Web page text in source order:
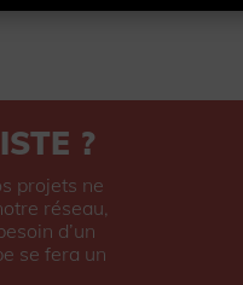
?
projets ne
réseau,
d’un
se fera un